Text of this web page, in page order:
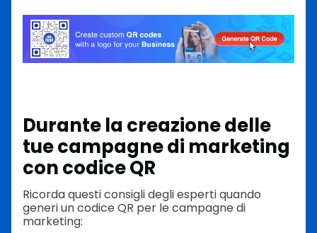
Durante la creazione delle
tue campagne di marketing
con codice QR
Ricorda questi consigli degli esperti quando
generi un codice QR per le campagne di
marketing: